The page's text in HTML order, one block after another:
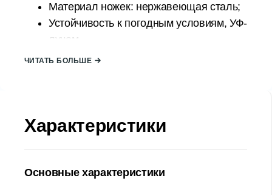
Материал ножек: нержавеющая сталь;
Устойчивость к погодным условиям, УФ-
лучам.
Прочная конструкция и высокое
Столик спроектировано таким образом,
чтобы его можно было легко собрать
Страна происхождения: ТУРЦИЯ;
ЧИТАТЬ БОЛЬШЕ
Характеристики
Основные характеристики